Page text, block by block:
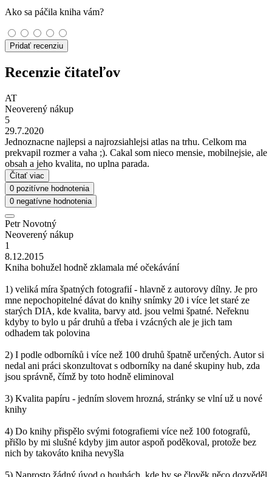
Ako sa páčila kniha vám?
Pridať recenziu
Recenzie čitateľov
AT
Neoverený nákup
5
29.7.2020
Jednoznacne najlepsi a najrozsiahlejsi atlas na trhu. Celkom ma
prekvapil rozmer a vaha ;). Cakal som nieco mensie, mobilnejsie, ale
obsah a jeho kvalita, no uplna parada.
Čítať viac
0 pozitívne hodnotenia
0 negatívne hodnotenia
Petr Novotný
Neoverený nákup
1
8.12.2015
Kniha bohužel hodně zklamala mé očekávání
1) veliká míra špatných fotografií - hlavně z autorovy dílny. Je pro
mne nepochopitelné dávat do knihy snímky 20 i více let staré ze
starých DIA, kde kvalita, barvy atd. jsou velmi špatné. Neřeknu
kdyby to bylo u pár druhů a třeba i vzácných ale je jich tam
odhadem tak polovina
2) I podle odborníků i více než 100 druhů špatně určených. Autor si
nedal ani práci skonzultovat s odborníky na dané skupiny hub, zda
jsou správně, čímž by toto hodně eliminoval
3) Kvalita papíru - jedním slovem hrozná, stránky se vlní už u nové
knihy
4) Do knihy přispělo svými fotografiemi více než 100 fotografů,
přišlo by mi slušné kdyby jim autor aspoň poděkoval, protože bez
nich by takováto kniha nevyšla
5) Naprosto žádný úvod o houbách, kde by se člověk něco dozvěděl